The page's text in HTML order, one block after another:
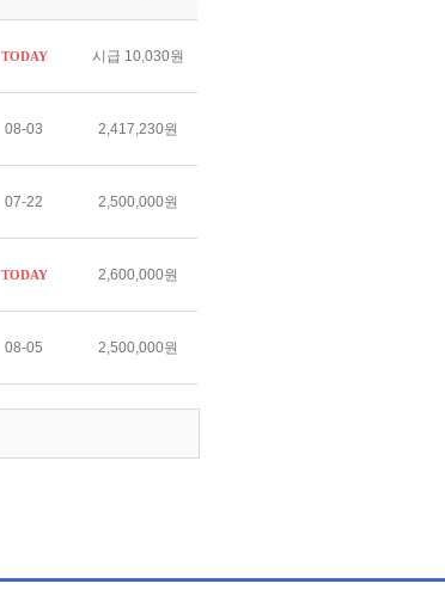
TODAY 시급 10,030원
08-03 2,417,230원
07-22 2,500,000원
TODAY 2,600,000원
08-05 2,500,000원